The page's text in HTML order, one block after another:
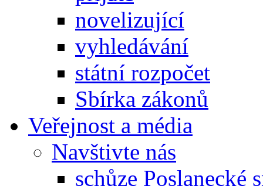
novelizující
vyhledávání
státní rozpočet
Sbírka zákonů
Veřejnost a média
Navštivte nás
schůze Poslanecké